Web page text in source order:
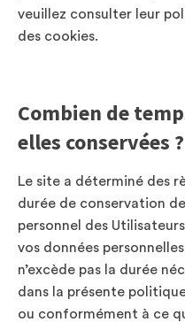
veuillez consulter leur
des cookies.
Combien de
elles conservées ?
Le site a déterminé des
durée de conservation
personnel des
vos données
n’excède pas la durée
dans la présente
ou conformément à ce